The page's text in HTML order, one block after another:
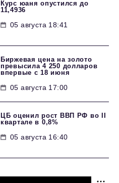
Курс юаня опустился до
11,4936
05 августа 18:41
Биржевая цена на золото
превысила 4 250 долларов
впервые с 18 июня
05 августа 17:00
ЦБ оценил рост ВВП РФ во II
квартале в 0,8%
05 августа 16:40